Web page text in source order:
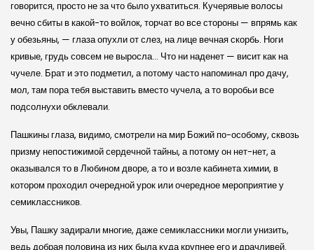
говорится, просто не за что было ухватиться. Кучерявые волосы
вечно сбиты в какой-то войлок, торчат во все стороны — впрямь как
у обезьяны, — глаза опухли от слез, на лице вечная скорбь. Ноги
кривые, грудь совсем не выросла… Что ни наденет — висит как на
чучеле. Брат и это подметил, а потому часто напоминал про дачу,
мол, там пора тебя выставить вместо чучела, а то воробьи все
подсолнухи обклевали.
Пашкины глаза, видимо, смотрели на мир Божий по-особому, сквозь
призму непостижимой сердечной тайны, а потому он нет-нет, а
оказывался то в Любином дворе, а то и возле кабинета химии, в
котором проходил очередной урок или очередное мероприятие у
семиклассников.
Увы, Пашку задирали многие, даже семиклассники могли унизить,
ведь добрая половина из них была куда крупнее его и драчливей.